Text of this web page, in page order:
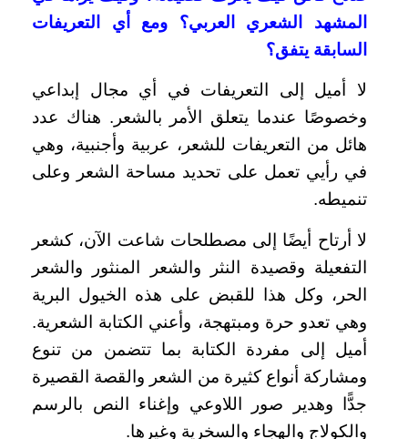
المشهد الشعري العربي؟ ومع أي التعريفات
السابقة يتفق؟
لا أميل إلى التعريفات في أي مجال إبداعي
وخصوصًا عندما يتعلق الأمر بالشعر. هناك عدد
هائل من التعريفات للشعر، عربية وأجنبية، وهي
في رأيي تعمل على تحديد مساحة الشعر وعلى
تنميطه.
لا أرتاح أيضًا إلى مصطلحات شاعت الآن، كشعر
التفعيلة وقصيدة النثر والشعر المنثور والشعر
الحر، وكل هذا للقبض على هذه الخيول البرية
وهي تعدو حرة ومبتهجة، وأعني الكتابة الشعرية.
أميل إلى مفردة الكتابة بما تتضمن من تنوع
ومشاركة أنواع كثيرة من الشعر والقصة القصيرة
جدًّا وهدير صور اللاوعي وإغناء النص بالرسم
والكولاج والهجاء والسخرية وغيرها.